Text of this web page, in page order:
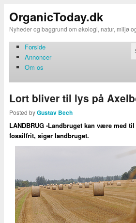
OrganicToday.dk
Nyheder og baggrund om økologi, natur, miljø
Forside
Annoncer
Om os
Lort bliver til lys på
Posted byGustav Bech
LANDBRUG -Landbruget kan være med
fossilfrit, siger landbruget.